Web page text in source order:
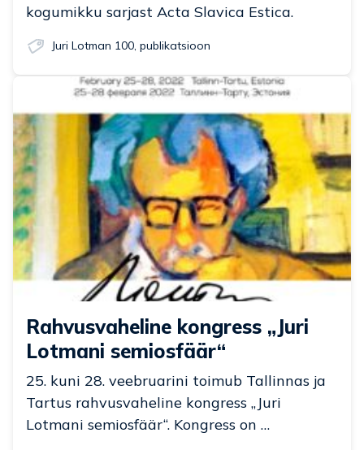
kogumikku sarjast Acta Slavica Estica.
Juri Lotman 100, publikatsioon
Rahvusvaheline kongress „Juri
Lotmani semiosfäär“
25. kuni 28. veebruarini toimub Tallinnas ja
Tartus rahvusvaheline kongress „Juri
Lotmani semiosfäär“. Kongress on …